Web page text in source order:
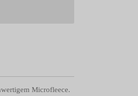
Microfleece.